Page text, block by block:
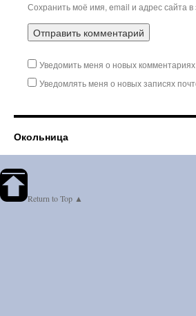
Сохранить моё имя, email и адрес сайта
Уведомить меня о новых
Уведомлять меня о новых записях
Окольница
Return to Top ▲